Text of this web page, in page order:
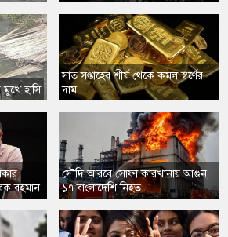
হাসি
রহমান
সাত সপ্তাহের শীর্ষ থেকে কমল স্বর্ণের
দাম
সৌদি আরবে সোফা কারখানায় আগুন,
১৭ বাংলাদেশি নিহত